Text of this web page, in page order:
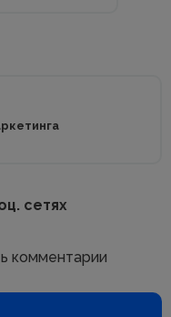
сетях
комментарии